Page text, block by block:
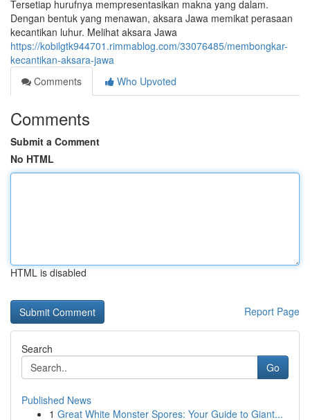
Tersetiap hurufnya mempresentasikan makna yang dalam.
Dengan bentuk yang menawan, aksara Jawa memikat perasaan
kecantikan luhur. Melihat aksara Jawa
https://kobilgtk944701.rimmablog.com/33076485/membongkar-
kecantikan-aksara-jawa
Comments
Who Upvoted
Comments
Submit a Comment
No HTML
HTML is disabled
Report Page
Search
Go
Published News
1 Great White Monster Spores: Your Guide to Giant...